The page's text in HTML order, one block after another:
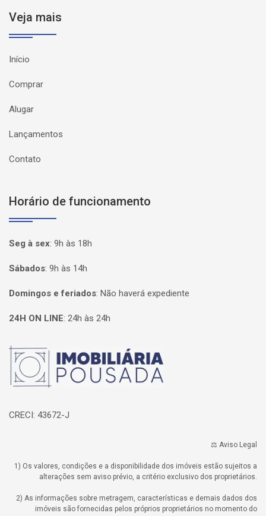
Veja mais
Início
Comprar
Alugar
Lançamentos
Contato
Horário de funcionamento
Seg à sex: 9h às 18h
Sábados: 9h às 14h
Domingos e feriados: Não haverá expediente
24H ON LINE: 24h às 24h
Página inicial
CRECI: 43672-J
⚖️ Aviso Legal
1) Os valores, condições e a disponibilidade dos imóveis estão sujeitos a
alterações sem aviso prévio, a critério exclusivo dos proprietários.
2) As informações sobre metragem, características e demais dados dos
imóveis são fornecidas pelos próprios proprietários no momento do